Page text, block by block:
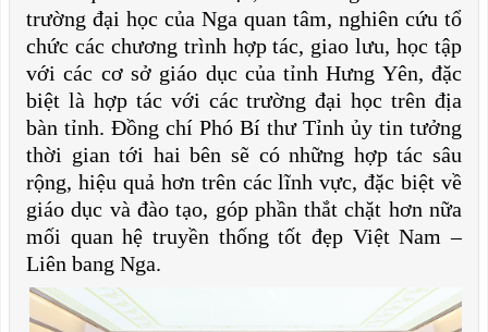
trường đại học của Nga quan tâm, nghiên cứu tổ
chức các chương trình hợp tác, giao lưu, học tập
với các cơ sở giáo dục của tỉnh Hưng Yên, đặc
biệt là hợp tác với các trường đại học trên địa
bàn tỉnh. Đồng chí Phó Bí thư Tỉnh ủy tin tưởng
thời gian tới hai bên sẽ có những hợp tác sâu
rộng, hiệu quả hơn trên các lĩnh vực, đặc biệt về
giáo dục và đào tạo, góp phần thắt chặt hơn nữa
mối quan hệ truyền thống tốt đẹp Việt Nam –
Liên bang Nga.